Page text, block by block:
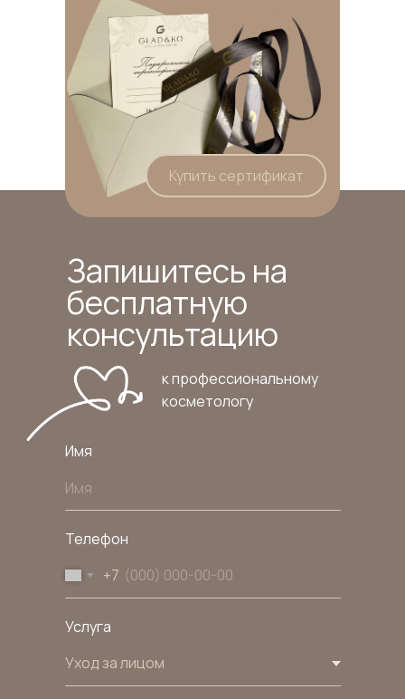
Купить сертификат
Запишитесь на
бесплатную
консультацию
к профессиональному
косметологу
Имя
Телефон
+7
Услуга